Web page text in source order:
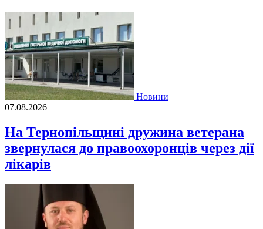
Новини
07.08.2026
На Тернопільщині дружина ветерана
звернулася до правоохоронців через дії
лікарів